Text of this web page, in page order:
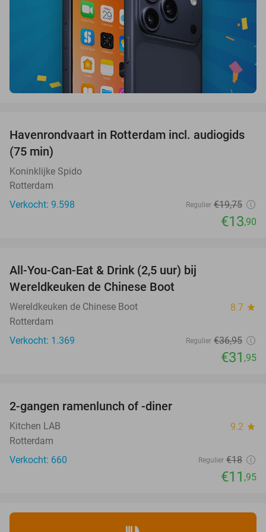
30%
Havenrondvaart in Rotterdam incl. audiogids
(75 min)
Koninklijke Spido
Rotterdam
Verkocht: 9.598
Regulier €19,75
€13,90
All-You-Can-Eat & Drink (2,5 uur) bij
Wereldkeuken de Chinese Boot
Wereldkeuken de Chinese Boot 8.7 star
Rotterdam
Verkocht: 1.369
Regulier €36,95
€31 ,95
2-gangen ramenlunch of -diner
Kitchen LAB 9.2 star
Rotterdam
Verkocht: 660
Regulier €18
€11 ,95